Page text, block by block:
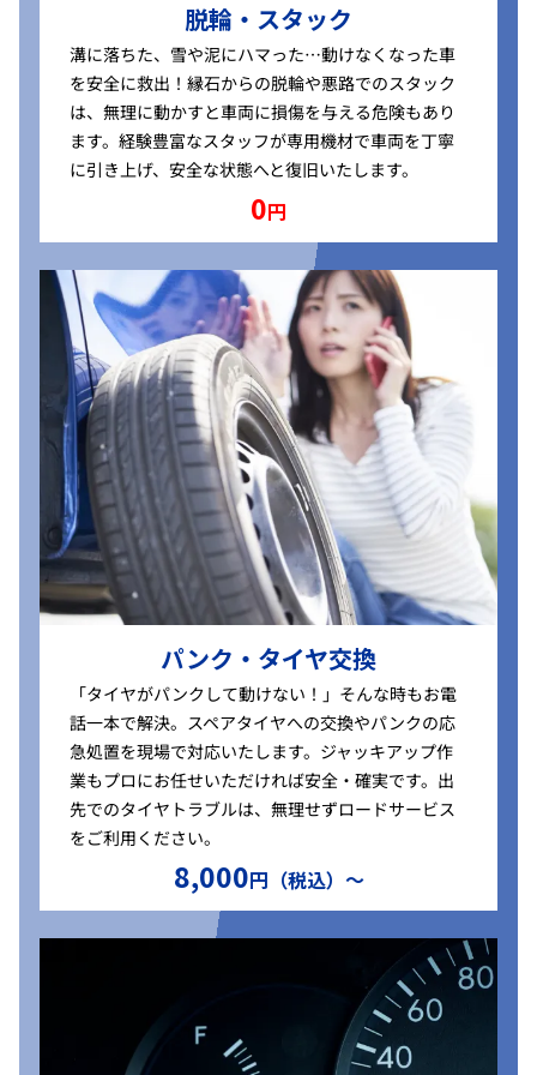
脱輪・スタック
溝に落ちた、雪や泥にハマった…動けなくなった車
を安全に救出！縁石からの脱輪や悪路でのスタック
は、無理に動かすと車両に損傷を与える危険もあり
ます。経験豊富なスタッフが専用機材で車両を丁寧
に引き上げ、安全な状態へと復旧いたします。
0円
パンク・タイヤ交換
「タイヤがパンクして動けない！」そんな時もお電
話一本で解決。スペアタイヤへの交換やパンクの応
急処置を現場で対応いたします。ジャッキアップ作
業もプロにお任せいただければ安全・確実です。出
先でのタイヤトラブルは、無理せずロードサービス
をご利用ください。
8,000円（税込）〜